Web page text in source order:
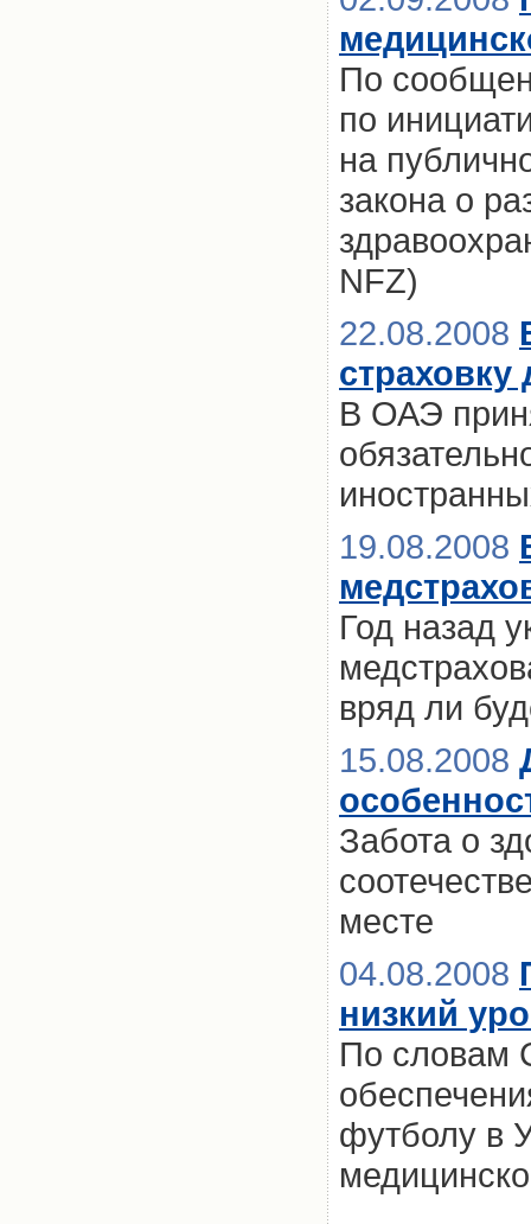
По
по
на
закона о
NFZ)
22.08.2008
страховку
В ОАЭ
19.08.2008
Год назад
вряд ли
15.08.2008
Забота о
месте
04.08.2008
низкий
По словам
футболу в